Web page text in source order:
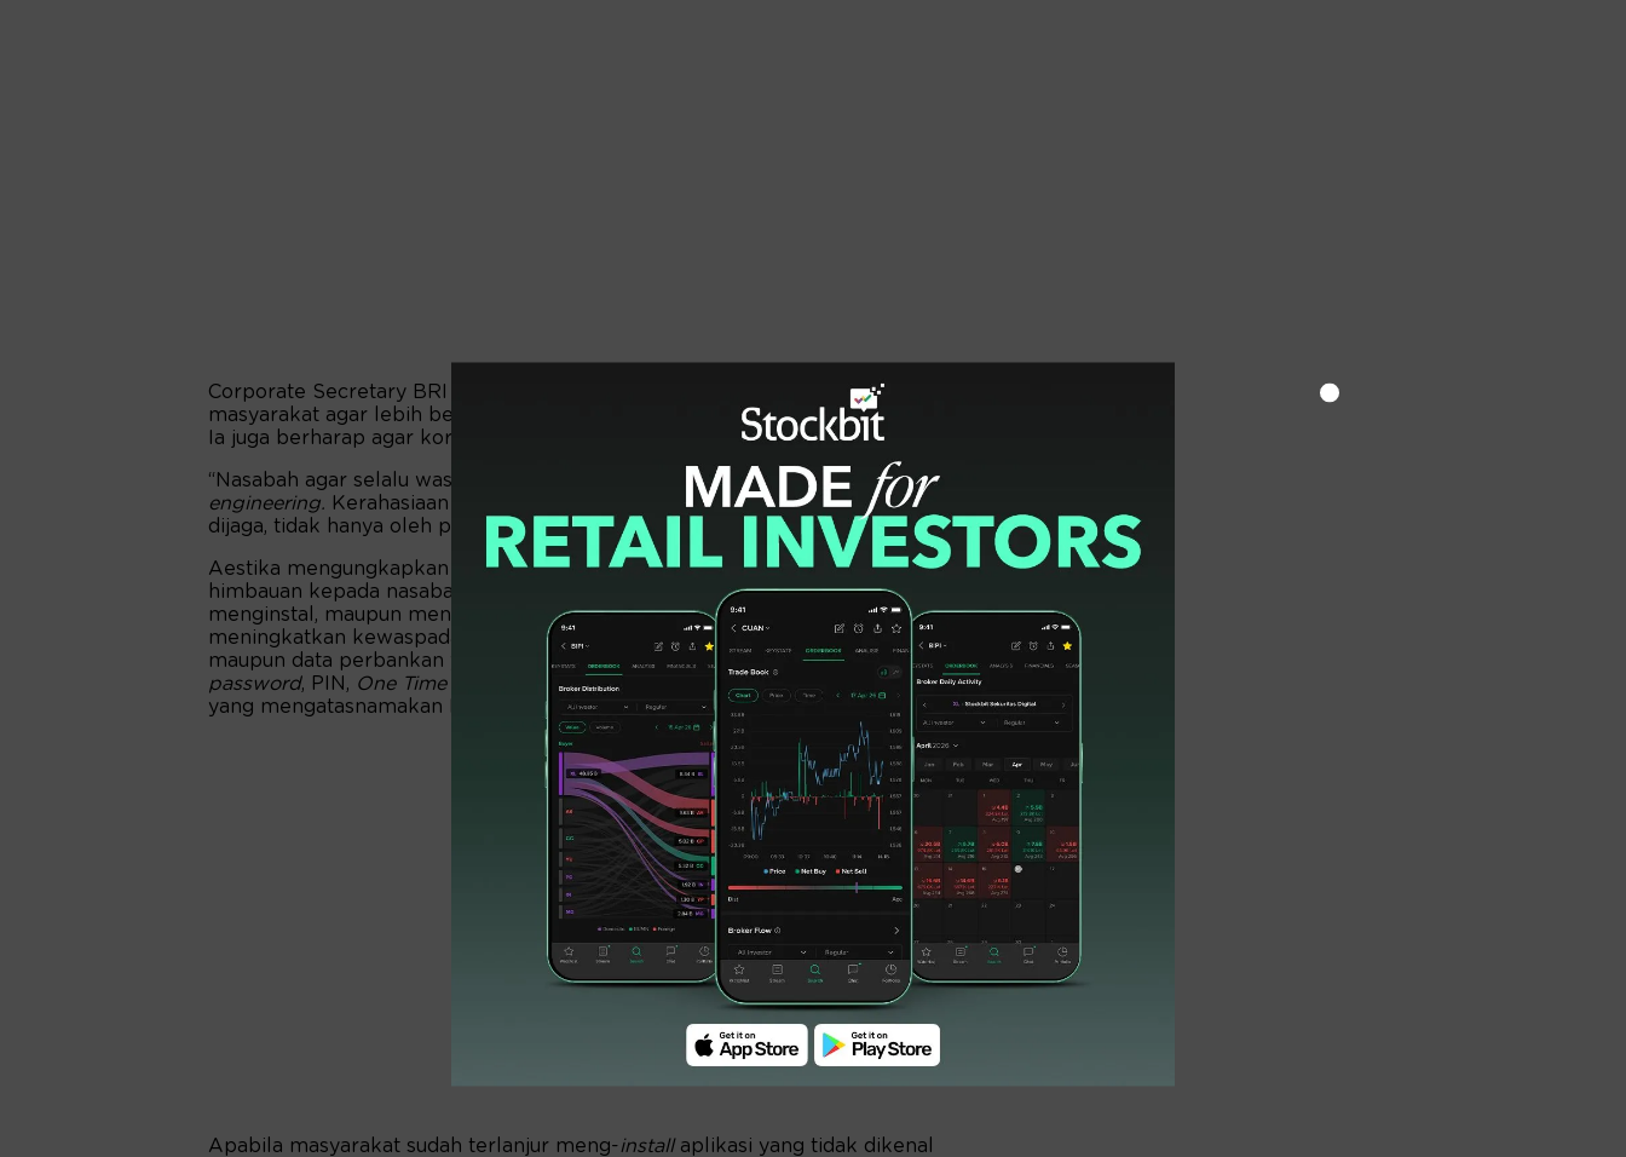
Corporate Secretary BRI Aestika Oryza Gunarto mengimbau nasabah dan
masyarakat agar lebih berhati-hati dengan modus kejahatan perbankan tersebut.
Ia juga berharap agar korban dari kejahatan perbankan tidak bertambah.
“Nasabah agar selalu waspada terhadap berbagai modus tindak kejahatansocial
engineering. Kerahasiaan data pribadi dan data transaksi perbankan harus terus
dijaga, tidak hanya oleh pihak bank, namun juga oleh nasabah,” ujarnya.
Aestika mengungkapkan bahwa BRI pun secara masif terus melakukan
himbauan kepada nasabah agar lebih berhati-hati, serta tidak mengunduh,
menginstal, maupun mengakses aplikasi tidak resmi. Nasabah juga diimbau
meningkatkan kewaspadaan dengan tidak memberikan informasi data pribadi
maupun data perbankan yang bersifat rahasia (seperti
user id mobile banking,
password, PIN, One Time Password
/OTP dsb.) kepada pihak mana pun, termasuk
yang mengatasnamakan BRI.
Apabila masyarakat sudah terlanjur meng-install aplikasi yang tidak dikenal